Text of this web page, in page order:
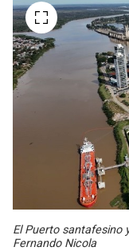
El Puerto santafesino
Fernando Nicola